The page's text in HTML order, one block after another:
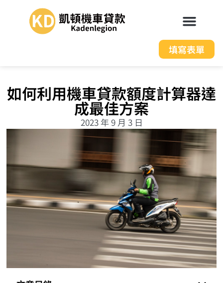
填寫表單
如何利用機車貸款額度計算器達
成最佳方案
2023 年 9 月 3 日